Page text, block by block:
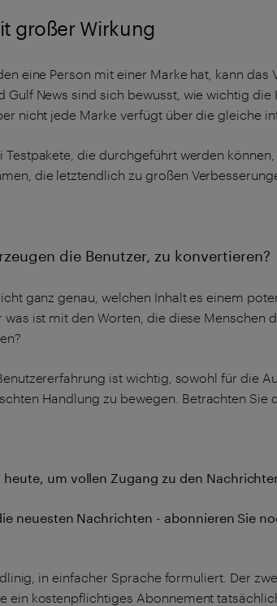
großer Wirkung
eine Person mit einer Marke hat, kann
Gulf News sind sich bewusst, wie wichtig
nicht jede Marke verfügt über die gleiche
die durchgeführt werden
die letztendlich zu großen
die Benutzer, zu konvertieren?
ganz genau, welchen Inhalt es einem
ist mit den Worten, die diese Menschen
ist wichtig, sowohl für die
Handlung zu bewegen. Betrachten Sie
heute, um vollen Zugang zu den
neuesten Nachrichten - abonnieren Sie
in einfacher Sprache formuliert. Der
ein kostenpflichtiges Abonnement